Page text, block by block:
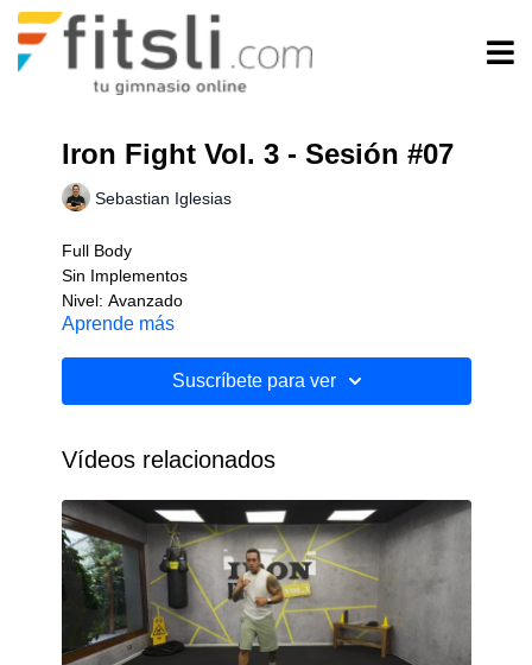
Iron Fight Vol. 3 - Sesión #07
Sebastian Iglesias
Full Body
Sin Implementos
Nivel: Avanzado
Aprende más
Suscríbete para ver
Vídeos relacionados